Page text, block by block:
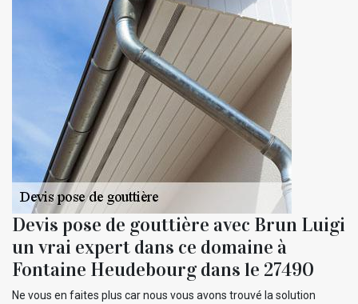
Devis pose de gouttière avec Brun Luigi
un vrai expert dans ce domaine à
Fontaine Heudebourg dans le 27490
Ne vous en faites plus car nous vous avons trouvé la solution